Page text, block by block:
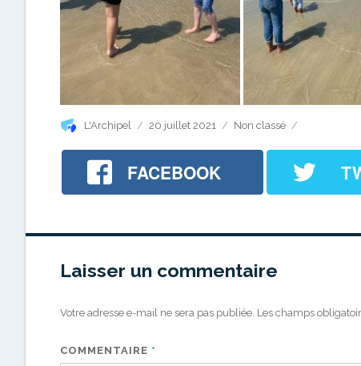
Auteur
L'Archipel
Publié
20 juillet 2021 Catégories
Non classé
FACEBOOK
Laisser un commentaire
Votre adresse e-mail ne sera pas publiée. Les champs
COMMENTAIRE *